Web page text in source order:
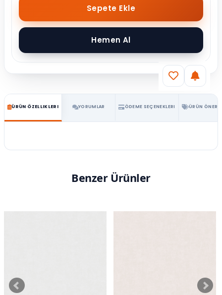
ÜRÜN ÖZELLIKLERI YORUMLAR ÖDEME SEÇENEKLERI ÜRÜN
Benzer Ürünler